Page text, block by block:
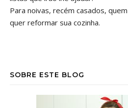
Para noivas, recém casados,
quer reformar sua cozinha.
SOBRE ESTE BLOG